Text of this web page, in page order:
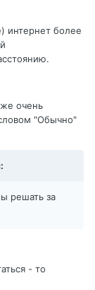
интернет более
очень
"Обычно"
решать за
- то